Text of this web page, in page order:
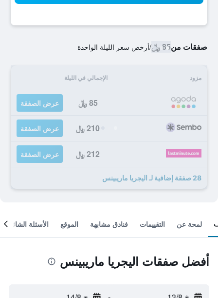
صفقات من85 ﷼ /أرخص سعر الليلة الواحدة
مزود الإجمالي في الليلة
85 ﷼ عرض الصفقة
210 ﷼ عرض الصفقة
212 ﷼ عرض الصفقة
28 صفقة إضافية لـ اليجريا ماريبينس
لمحة عن التقييمات فنادق مشابهة الموقع الأسئلة الشائعة
أفضل صفقات اليجريا ماريبينس